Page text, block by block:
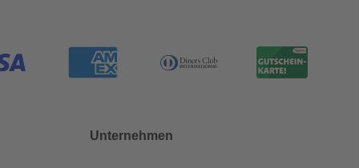
Unternehmen